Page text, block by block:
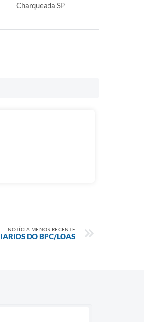
Charqueada SP
NOTÍCIA MENOS RECENTE
DO BPC/LOAS